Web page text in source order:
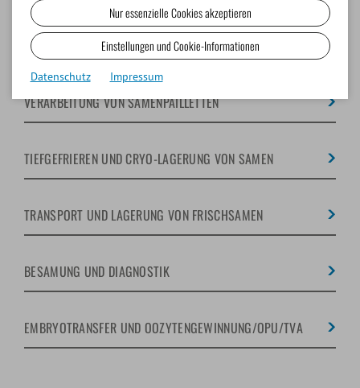
SAMENVERDÜNNUNG
VERARBEITUNG VON SAMENPAILLETTEN
TIEFGEFRIEREN UND CRYO-LAGERUNG VON SAMEN
TRANSPORT UND LAGERUNG VON FRISCHSAMEN
BESAMUNG UND DIAGNOSTIK
EMBRYOTRANSFER UND OOZYTENGEWINNUNG/OPU/TVA
Nur essenzielle Cookies akzeptieren
Einstellungen und Cookie-Informationen
Datenschutz Impressum